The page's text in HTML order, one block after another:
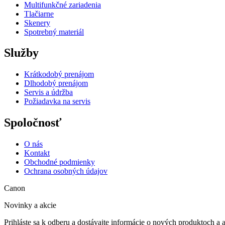
Multifunkčné zariadenia
Tlačiarne
Skenery
Spotrebný materiál
Služby
Krátkodobý prenájom
Dlhodobý prenájom
Servis a údržba
Požiadavka na servis
Spoločnosť
O nás
Kontakt
Obchodné podmienky
Ochrana osobných údajov
Canon
Novinky a akcie
Prihláste sa k odberu a dostávajte informácie o nových produktoch a